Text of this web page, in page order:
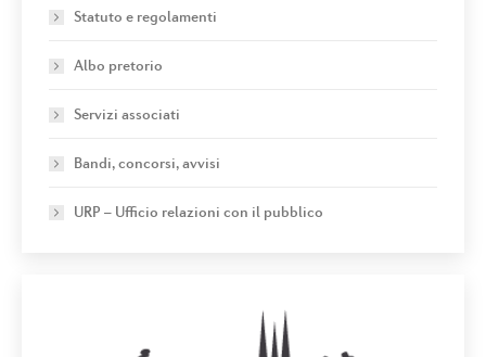
Statuto e regolamenti
Albo pretorio
Servizi associati
Bandi, concorsi, avvisi
URP – Ufficio relazioni con il pubblico